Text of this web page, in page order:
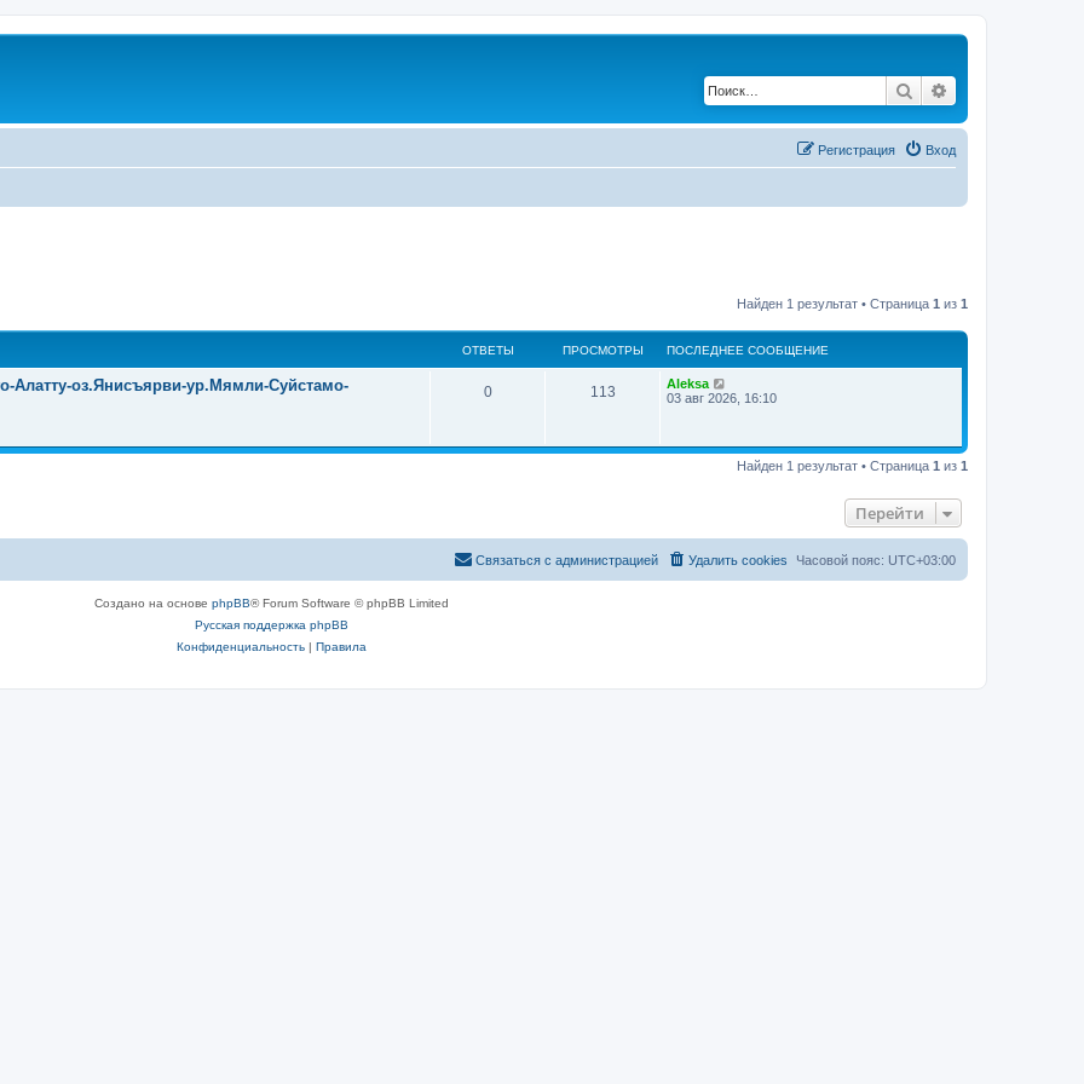
Поиск
Вход
Регистрация
Найден 1 результат • Страница 1 из 1
ОТВЕТЫ ПРОСМОТРЫ ПОСЛЕДНЕЕ СООБЩЕНИЕ
Алатту-оз.Янисъярви-ур.Мямли-Суйстамо-
0 113
Aleksa
03 авг 2026, 16:10
Найден 1 результат • Страница 1 из 1
Перейти
Часовой пояс: UTC+03:00
Удалить cookies
Связаться с администрацией
Создано на основе phpBB® Forum Software © phpBB Limited
Русская поддержка phpBB
Конфиденциальность| Правила